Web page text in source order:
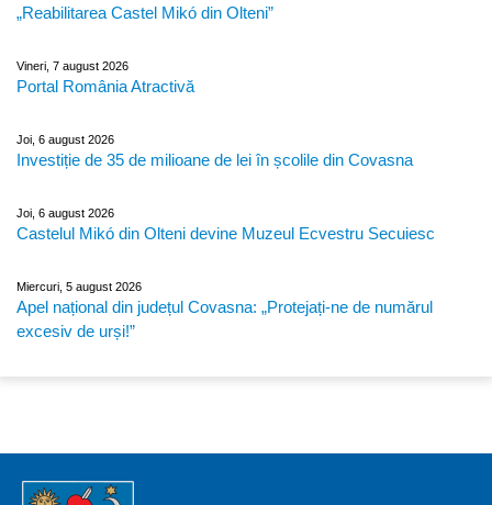
„Reabilitarea Castel Mikó din Olteni”
Vineri, 7 august 2026
Portal România Atractivă
Joi, 6 august 2026
Investiție de 35 de milioane de lei în școlile din Covasna
Joi, 6 august 2026
Castelul Mikó din Olteni devine Muzeul Ecvestru Secuiesc
Miercuri, 5 august 2026
Apel național din județul Covasna: „Protejați-ne de numărul
excesiv de urși!”